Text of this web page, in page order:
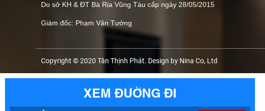
Do sở KH & ĐT Bà Rịa Vũng Tàu cấp ngày 28/05/2015
Giám đốc: Phạm Văn Tường
Copyright © 2020 Tân Thịnh Phát. Design by Nina Co, Ltd
XEM ĐƯỜNG ĐI